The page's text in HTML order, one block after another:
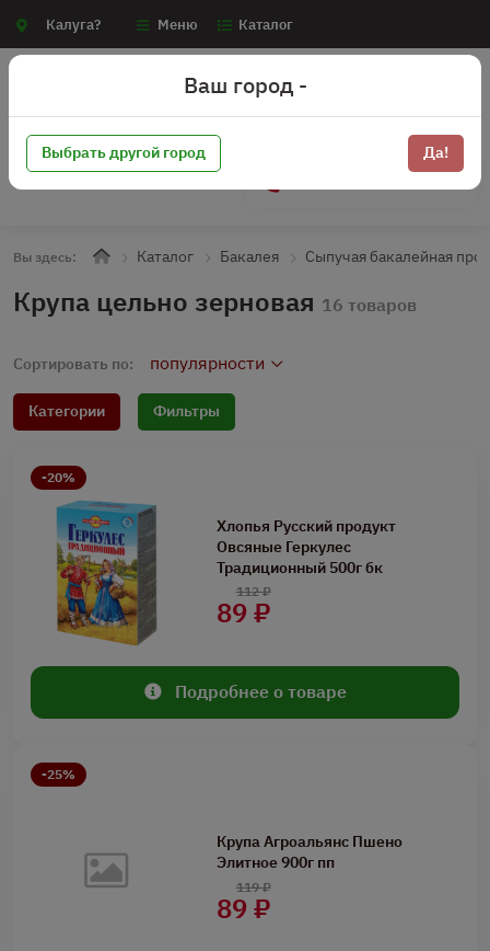
Калуга? Меню Каталог
Вы здесь: Каталог Бакалея Сыпучая бакалейная
Крупа цельно зерновая 16 товаров
Сортировать по: популярности
Категории Фильтры
-20%
Хлопья Русский продукт
Овсяные Геркулес
Традиционный 500г бк
89 ₽
112 ₽
Подробнее о товаре
-25%
Крупа Агроальянс Пшено
Элитное 900г пп
89 ₽
119 ₽
Ваш город -
Выбрать другой город Да!